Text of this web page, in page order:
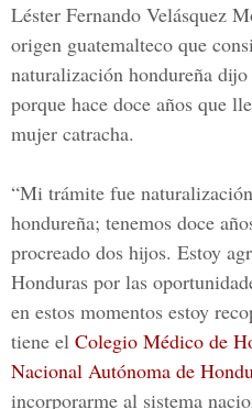
Léster Fernando Velásquez
origen guatemalteco que
naturalización hondureña
porque hace doce años que
mujer catracha.
“Mi trámite fue
hondureña; tenemos doce
procreado dos hijos. Estoy
Honduras por las
en estos momentos estoy
tiene el Colegio Médico de
Nacional Autónoma de
incorporarme al sistema